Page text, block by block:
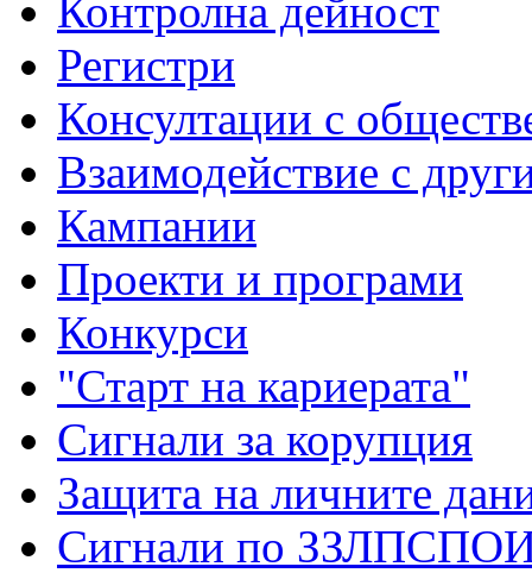
Контролна дейност
Регистри
Консултации с
Взаимодействие с
Кампании
Проекти и програми
Конкурси
"Старт на кариерата"
Сигнали за корупция
Защита на личните
Сигнали по